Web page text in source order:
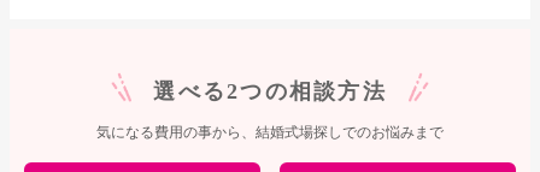
選べる2つの相談方法
気になる費用の事から、結婚式場探しでのお悩みまで